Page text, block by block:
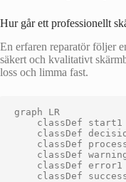
Hur går ett professionellt
En erfaren reparatör följer
säkert och kvalitativt
loss och limma fast.
graph LR
classDef
classDef
classDef
classDef
classDef
classDef